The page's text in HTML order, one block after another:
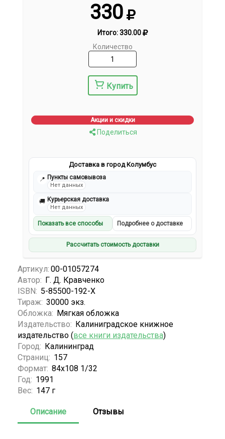
330
Итого:330.00
Количество
Купить
Акции и скидки
Поделиться
Доставка в город Колумбус
📍 Пункты самовывоза
Нет данных
🚚 Курьерская доставка
Нет данных
Показать все способы Подробнее о доставке
Рассчитать стоимость доставки
Артикул: 00-01057274
Автор: Г. Д. Кравченко
ISBN: 5-85500-192-X
Тираж: 30000 экз.
Обложка: Мягкая обложка
Издательство: Калиниградское книжное
издательство (все книги издательства)
Город: Калининград
Страниц: 157
Формат: 84x108 1/32
Год: 1991
Вес: 147 г
Описание Отзывы